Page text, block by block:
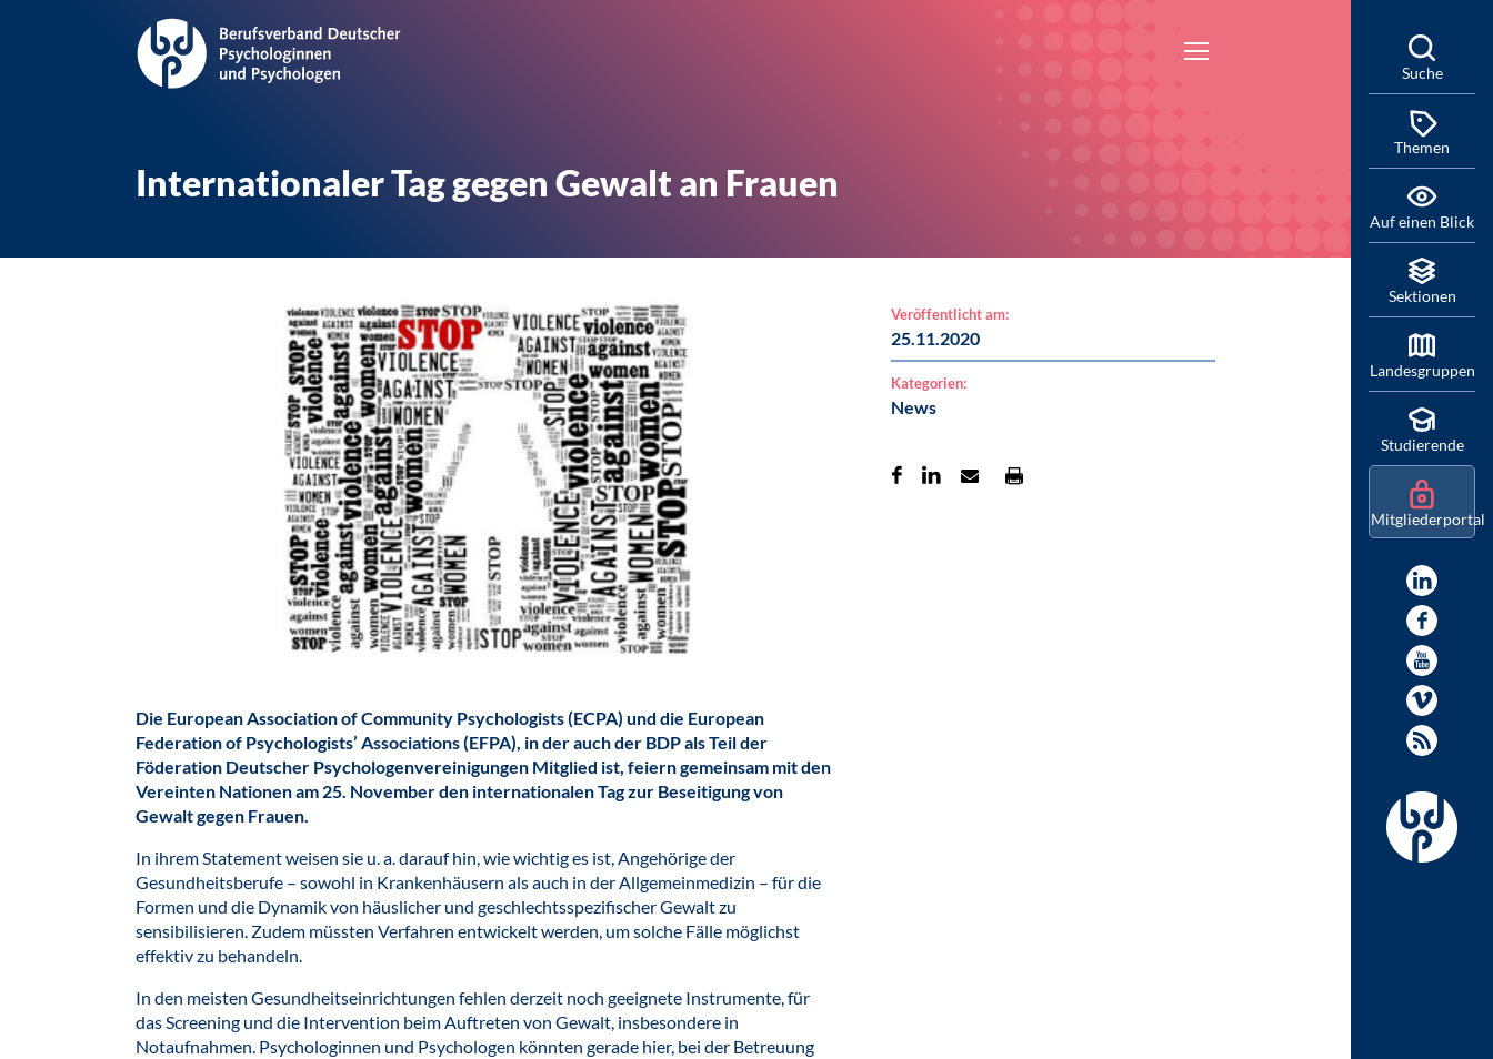
Internationaler Tag gegen Gewalt an Frauen
Die European Association of Community Psychologists (ECPA) und die European
Federation of Psychologists’ Associations (EFPA), in der auch der BDPals Teil der
Föderation Deutscher Psychologenvereinigungen Mitglied ist, feiern gemeinsam mit den
Vereinten Nationen am 25. November den internationalen Tag zur Beseitigung von
Gewalt gegen Frauen.
In ihrem Statement weisen sie u. a. darauf hin, wie wichtig es ist, Angehörige der
Gesundheitsberufe – sowohl in Krankenhäusern als auch in der Allgemeinmedizin – für die
Formen und die Dynamik von häuslicher und geschlechtsspezifischer Gewalt zu
sensibilisieren. Zudem müssten Verfahren entwickelt werden, um solche Fälle möglichst
effektiv zu behandeln.
In den meisten Gesundheitseinrichtungen fehlen derzeit noch geeignete Instrumente, für
das Screening und die Intervention beim Auftreten von Gewalt, insbesondere in
Notaufnahmen. Psychologinnen und Psychologen könnten gerade hier, bei der Betreuung
Veröffentlicht am:
25.11.2020
Kategorien:
News
Suche
Themen
Auf einen Blick
Sektionen
Landesgruppen
Studierende
Mitgliederportal